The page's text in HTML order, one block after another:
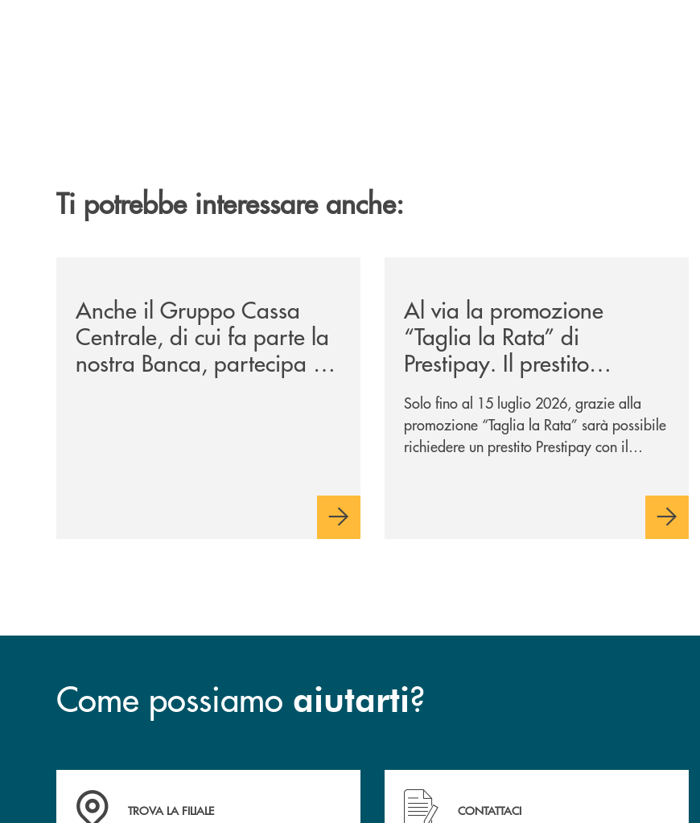
Ti potrebbe interessare anche:
Anche il Gruppo Cassa
Centrale, di cui fa parte la
nostra Banca, partecipa a
EUR.BANK, il progetto di
Al via la promozione
“Taglia la Rata” di
Prestipay. Il prestito
personale che si fa in due
per te!
Solo fino al 15 luglio 2026, grazie alla
promozione “Taglia la Rata” sarà possibile
richiedere un prestito Prestipay con il
Come possiamo aiutarti?
Accedi all' elenco completo delle filiali .
TROVA LA FILIALE
Hai bisogno di assistenza immediata? Contattaci .
CONTATTACI